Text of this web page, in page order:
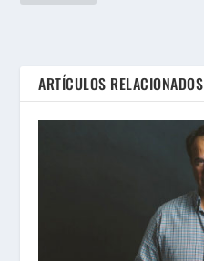
ARTÍCULOS RELACIONADOS